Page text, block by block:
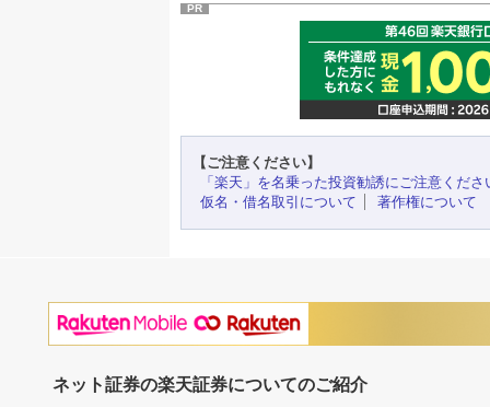
PR
【ご注意ください】
「楽天」を名乗った投資勧誘にご注意くださ
仮名・借名取引について
著作権について
ネット証券の楽天証券についてのご紹介